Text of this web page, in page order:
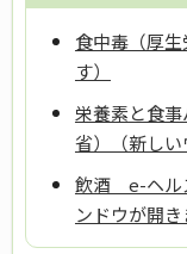
食中毒（厚
す）
栄養素と食
省）（新しい
飲酒 e-ヘル
ンドウが開き